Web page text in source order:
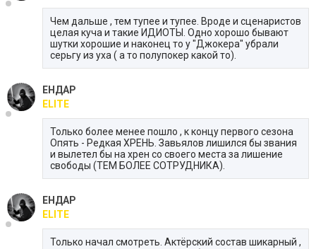
Чем дальше , тем тупее и тупее. Вроде и сценаристов
целая куча и такие ИДИОТЫ. Одно хорошо бывают
шутки хорошие и наконец то у "Джокера" убрали
серьгу из уха ( а то полупокер какой то).
ЕНДАР
ELITE
Только более менее пошло , к концу первого сезона
Опять - Редкая ХРЕНЬ. Завьялов лишился бы звания
и вылетел бы на хрен со своего места за лишение
свободы (ТЕМ БОЛЕЕ СОТРУДНИКА).
ЕНДАР
ELITE
Только начал смотреть. Актёрский состав шикарный ,